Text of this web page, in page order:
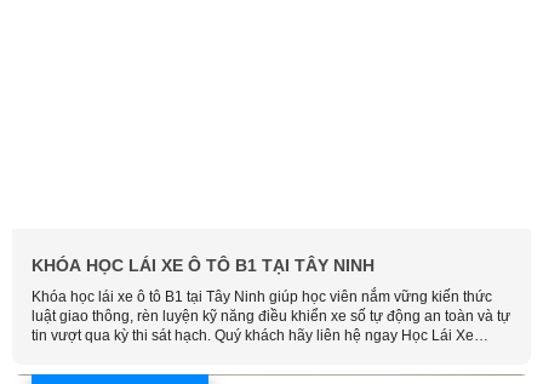
KHÓA HỌC LÁI XE Ô TÔ B1 TẠI TÂY NINH
Khóa học lái xe ô tô B1 tại Tây Ninh giúp học viên nắm vững kiến thức
luật giao thông, rèn luyện kỹ năng điều khiển xe số tự động an toàn và tự
tin vượt qua kỳ thi sát hạch. Quý khách hãy liên hệ ngay Học Lái Xe